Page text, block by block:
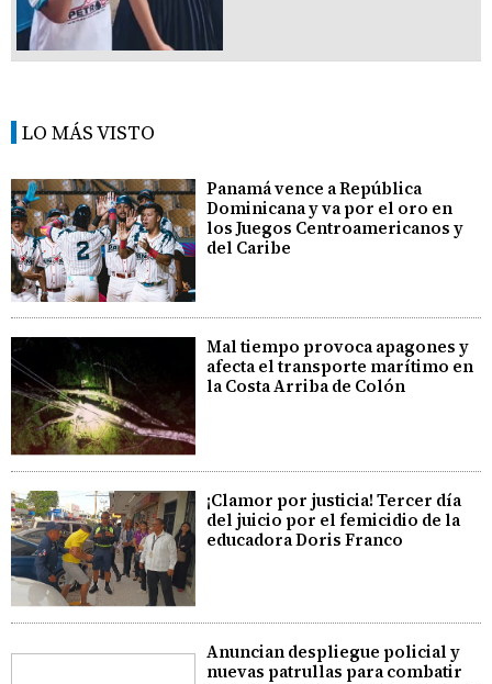
LO MÁS VISTO
Panamá vence a República
Dominicana y va por el oro en
los Juegos Centroamericanos y
del Caribe
Mal tiempo provoca apagones y
afecta el transporte marítimo en
la Costa Arriba de Colón
¡Clamor por justicia! Tercer día
del juicio por el femicidio de la
educadora Doris Franco
Anuncian despliegue policial y
nuevas patrullas para combatir